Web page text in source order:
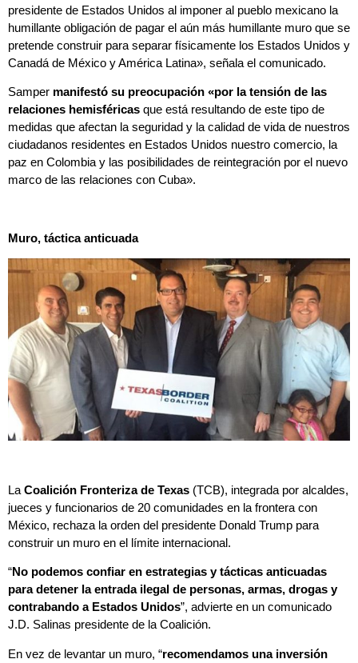
presidente de Estados Unidos al imponer al pueblo mexicano la
humillante obligación de pagar el aún más humillante muro que se
pretende construir para separar físicamente los Estados Unidos y
Canadá de México y América Latina», señala el comunicado.
Samper manifestó su preocupación «por la tensión de las
relaciones hemisféricas que está resultando de este tipo de
medidas que afectan la seguridad y la calidad de vida de nuestros
ciudadanos residentes en Estados Unidos nuestro comercio, la
paz en Colombia y las posibilidades de reintegración por el nuevo
marco de las relaciones con Cuba».
Muro, táctica anticuada
La Coalición Fronteriza de Texas (TCB), integrada por alcaldes,
jueces y funcionarios de 20 comunidades en la frontera con
México, rechaza la orden del presidente Donald Trump para
construir un muro en el límite internacional.
“No podemos confiar en estrategias y tácticas anticuadas
para detener la entrada ilegal de personas, armas, drogas y
contrabando a Estados Unidos”, advierte en un comunicado
J.D. Salinas presidente de la Coalición.
En vez de levantar un muro, “recomendamos una inversión